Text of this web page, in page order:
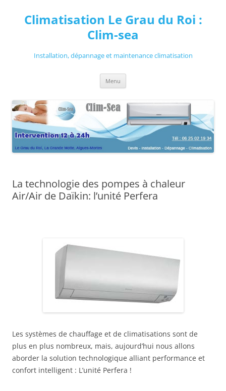
contenu
Climatisation Le Grau du Roi :
Clim-sea
Installation, dépannage et maintenance climatisation
Menu
La technologie des pompes à chaleur
Air/Air de Daïkin: l’unité Perfera
Les systèmes de chauffage et de climatisations sont de
plus en plus nombreux, mais, aujourd’hui nous allons
aborder la solution technologique alliant performance et
confort intelligent : L’unité Perfera !